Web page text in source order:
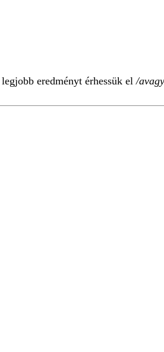
eredményt érhessük el/